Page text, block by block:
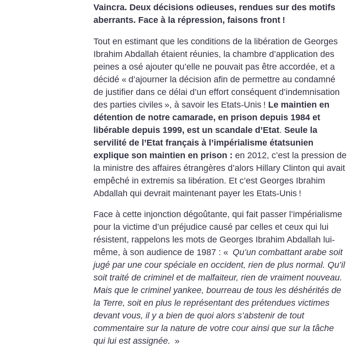
Vaincra. Deux décisions odieuses, rendues sur des motifs
aberrants. Face à la répression, faisons front !
Tout en estimant que les conditions de la libération de Georges
Ibrahim Abdallah étaient réunies, la chambre d’application des
peines a osé ajouter qu’elle ne pouvait pas être accordée, et a
décidé « d’ajourner la décision afin de permettre au condamné
de justifier dans ce délai d’un effort conséquent d’indemnisation
des parties civiles », à savoir les Etats-Unis ! Le maintien en
détention de notre camarade, en prison depuis 1984 et
libérable depuis 1999, est un scandale d’Etat. Seule la
servilité de l’Etat français à l’impérialisme étatsunien
explique son maintien en prison : en 2012, c’est la pression de
la ministre des affaires étrangères d’alors Hillary Clinton qui avait
empêché in extremis sa libération. Et c’est Georges Ibrahim
Abdallah qui devrait maintenant payer les Etats-Unis !
Face à cette injonction dégoûtante, qui fait passer l’impérialisme
pour la victime d’un préjudice causé par celles et ceux qui lui
résistent, rappelons les mots de Georges Ibrahim Abdallah lui-
même, à son audience de 1987 : « Qu’un combattant arabe soit
jugé par une cour spéciale en occident, rien de plus normal. Qu’il
soit traité de criminel et de malfaiteur, rien de vraiment nouveau.
Mais que le criminel yankee, bourreau de tous les déshérités de
la Terre, soit en plus le représentant des prétendues victimes
devant vous, il y a bien de quoi alors s’abstenir de tout
commentaire sur la nature de votre cour ainsi que sur la tâche
qui lui est assignée. »